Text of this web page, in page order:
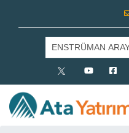
X Youtube